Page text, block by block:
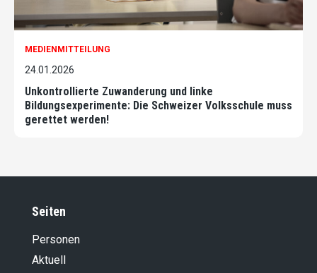
MEDIENMITTEILUNG
24.01.2026
Unkontrollierte Zuwanderung und linke
Bildungsexperimente: Die Schweizer Volksschule muss
gerettet werden!
Seiten
Personen
Aktuell